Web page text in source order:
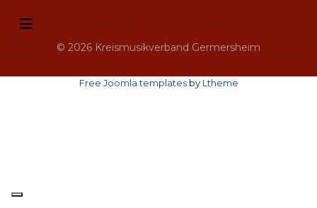
© 2026 Kreismusikverband Germersheim
Free Joomla templatesby Ltheme